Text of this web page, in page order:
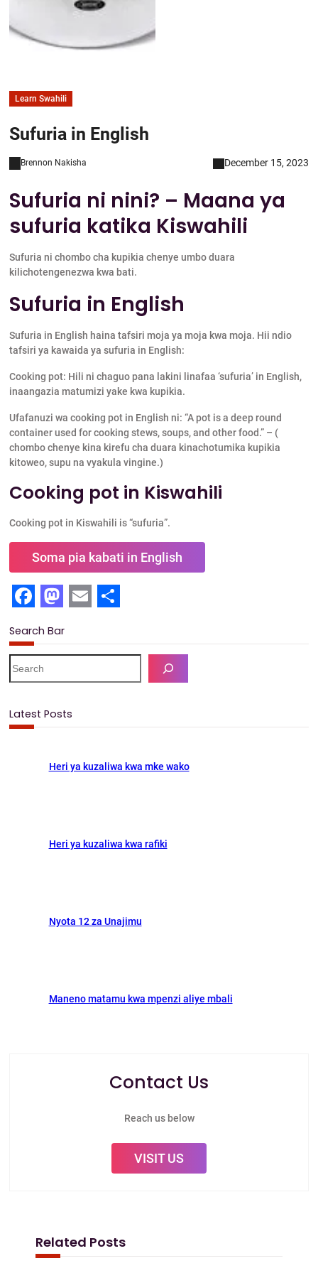
Learn Swahili
Sufuria in English
Brennon Nakisha December 15, 2023
Sufuria ni nini? – Maana ya
sufuria katika Kiswahili
Sufuria ni chombo cha kupikia chenye umbo duara
kilichotengenezwa kwa bati.
Sufuria in English
Sufuria in English haina tafsiri moja ya moja kwa moja. Hii ndio
tafsiri ya kawaida ya sufuria in English:
Cooking pot: Hili ni chaguo pana lakini linafaa ‘sufuria’ in English,
inaangazia matumizi yake kwa kupikia.
Ufafanuzi wa cooking pot in English ni: “A pot is a deep round
container used for cooking stews, soups, and other food.” – (
chombo chenye kina kirefu cha duara kinachotumika kupikia
kitoweo, supu na vyakula vingine.)
Cooking pot in Kiswahili
Cooking pot in Kiswahili is “sufuria”.
Soma pia kabati in English
a
c
e
b
o
a
s
t
o
d
n
m
a
i
l
h
a
r
Search Bar
e
c
Latest Posts
Heri ya kuzaliwa kwa mke wako
Heri ya kuzaliwa kwa rafiki
Nyota 12 za Unajimu
Maneno matamu kwa mpenzi aliye mbali
Contact Us
Reach us below
VISIT US
Related Posts